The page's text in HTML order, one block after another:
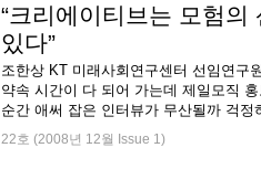
“크리에이티브는 모험의
있다”
조한상 KT 미래사회연구센터 선임연구
약속 시간이 다 되어 가는데 제일모직
22호 (2008년 12월 Issue 1)